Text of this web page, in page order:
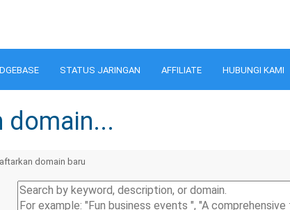
STATUS JARINGAN AFFILIATE HUBUNGI KAMI
domain...
domain baru